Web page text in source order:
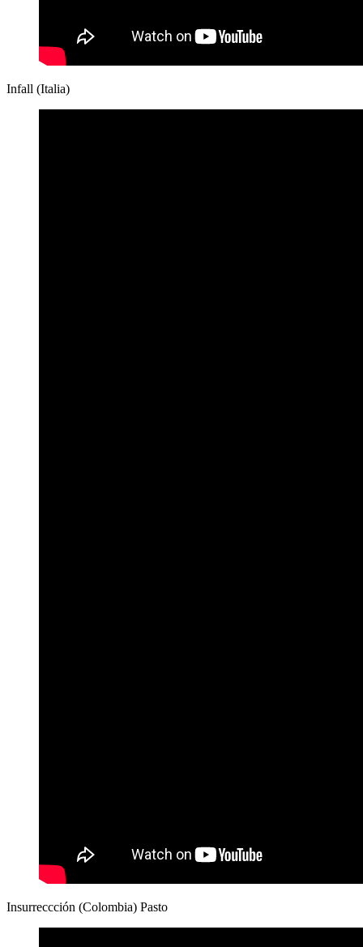
Infall (Italia)
Insurreccción (Colombia) Pasto